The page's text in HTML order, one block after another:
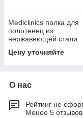
Mediclinics полка для
полотенец из
нержавеющей стали
Цену уточняйте
О нас
Рейтинг не
Менее 5